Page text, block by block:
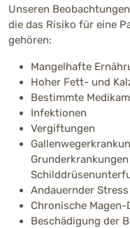
Unseren
die das Risiko für eine
gehören:
Mangelhafte
Hoher Fett- und
Bestimmte
Infektionen
Vergiftungen
Andauernder Stress
Chronische
Beschädigung der